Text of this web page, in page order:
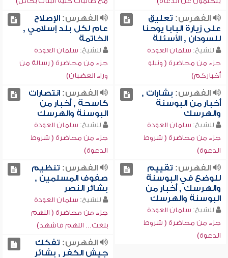
الفهرس: تعليق
على زيارة البابا يوحنا
للسودان , الأسئلة
للشيخ: سلمان العودة
جزء من محاضرة ( ونبلو
أخباركم)
الفهرس:الإصلاح
عام لكل بلد إسلامي ,
الخاتمة
للشيخ: سلمان العودة
جزء من محاضرة ( رسالة من
وراء القضبان)
الفهرس: بشارات ,
أخبار من البوسنة
والهرسك
للشيخ: سلمان العودة
جزء من محاضرة ( شروط
الدعوة)
الفهرس:انتصارات
كاسحة , أخبار من
البوسنة والهرسك
للشيخ: سلمان العودة
جزء من محاضرة ( شروط
الدعوة)
الفهرس: تقييم
للوضع في البوسنة
والهرسك , أخبار من
البوسنة والهرسك
للشيخ: سلمان العودة
جزء من محاضرة ( شروط
الدعوة)
الفهرس: تنظيم
صفوف المسلمين ,
بشائر النصر
للشيخ: سلمان العودة
جزء من محاضرة ( اللهم
بلغت... اللهم فاشهد)
الفهرس: تفكك
جيش الكفر , بشائر